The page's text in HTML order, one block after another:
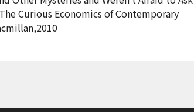
Curious Economics of Contemporary